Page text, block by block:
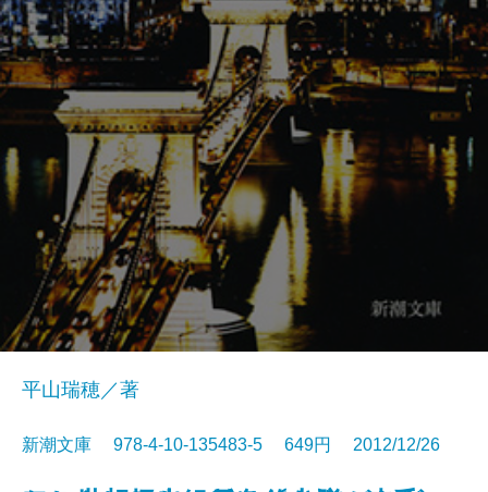
平山瑞穂／著
新潮文庫 978-4-10-135483-5 649円 2012/12/26